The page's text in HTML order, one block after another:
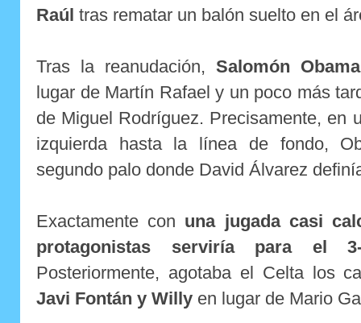
Raúl tras rematar un balón suelto en el
Tras la reanudación, Salomón
lugar de Martín Rafael y un poco más
de Miguel Rodríguez. Precisamente, en
izquierda hasta la línea de fondo,
segundo palo donde David Álvarez
Exactamente con una jugada casi
protagonistas serviría para el
Posteriormente, agotaba el Celta los
Javi Fontán y Willy en lugar de Mario